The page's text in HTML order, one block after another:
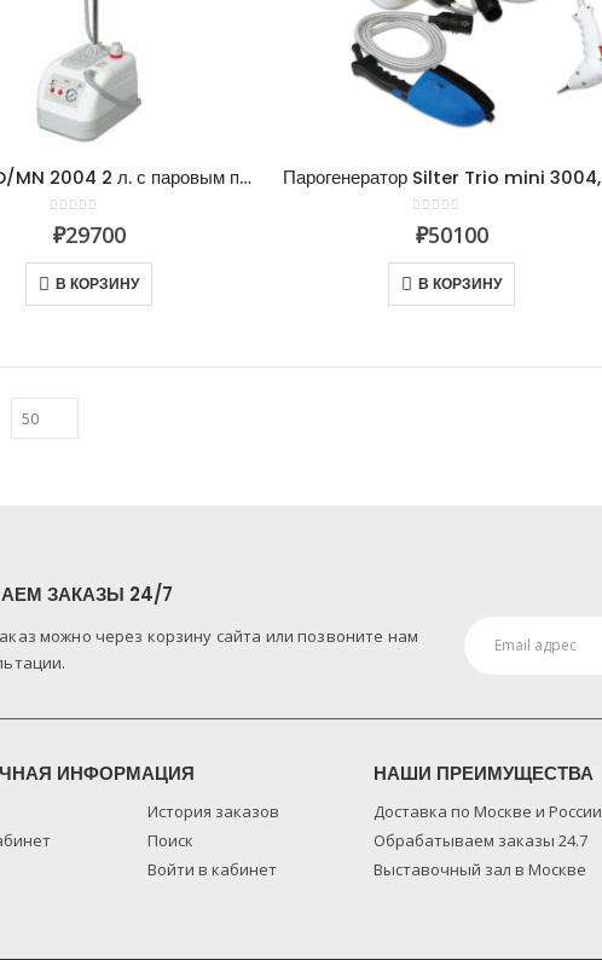
Silter GLD/MN 2004 2 л. с паровым пистолетом
0из 5
₽29700
В КОРЗИНУ
0из 5
₽50100
В КОРЗИНУ
ЗАКАЗЫ 24/7
можно через корзину сайта или позвоните нам
ИНФОРМАЦИЯ
История заказов
Поиск
Войти в кабинет
НАШИ ПРЕИМУЩЕСТВА
Доставка по Москве и России
Обрабатываем заказы 24.7
Выставочный зал в Москве